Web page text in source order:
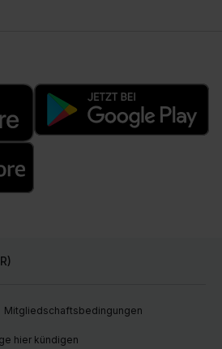
Mitgliedschaftsbedingungen
hier kündigen